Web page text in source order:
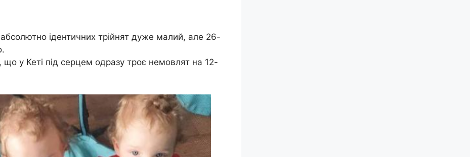
ідентичних трійнят дуже малий, але 26-
у Кеті під серцем одразу троє немовлят на 12-